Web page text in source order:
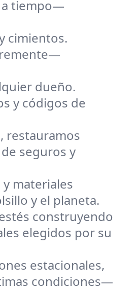
a tiempo—
cimientos.
dueño.
y códigos de
restauramos
seguros y
materiales
y el planeta.
construyendo
elegidos por su
estacionales,
condiciones—